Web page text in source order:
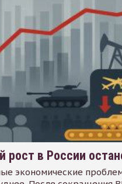
рост в России
экономические